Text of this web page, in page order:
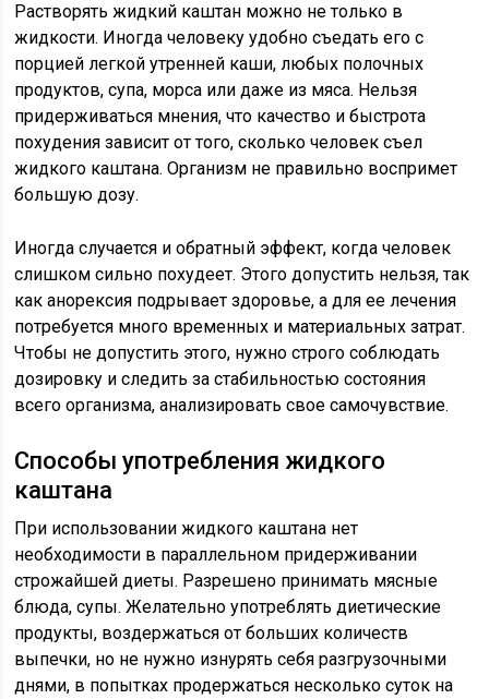
Растворять жидкий каштан можно не только в
жидкости. Иногда человеку удобно съедать его с
порцией легкой утренней каши, любых полочных
продуктов, супа, морса или даже из мяса. Нельзя
придерживаться мнения, что качество и быстрота
похудения зависит от того, сколько человек съел
жидкого каштана. Организм не правильно воспримет
большую дозу.
Иногда случается и обратный эффект, когда человек
слишком сильно похудеет. Этого допустить нельзя, так
как анорексия подрывает здоровье, а для ее лечения
потребуется много временных и материальных затрат.
Чтобы не допустить этого, нужно строго соблюдать
дозировку и следить за стабильностью состояния
всего организма, анализировать свое самочувствие.
Способы употребления жидкого
каштана
При использовании жидкого каштана нет
необходимости в параллельном придерживании
строжайшей диеты. Разрешено принимать мясные
блюда, супы. Желательно употреблять диетические
продукты, воздержаться от больших количеств
выпечки, но не нужно изнурять себя разгрузочными
днями, в попытках продержаться несколько суток на